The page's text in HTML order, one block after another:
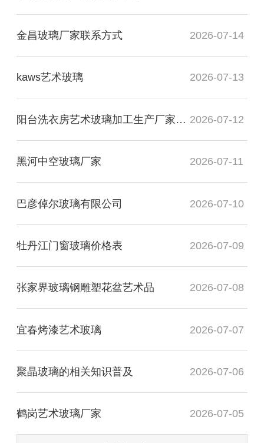
金昌玻璃厂家联系方式 2026-07-14
kaws艺术玻璃 2026-07-13
阳台洗衣房艺术玻璃加工生产厂家玻璃 2026-07-12
黑河中空玻璃厂家 2026-07-11
巴彦倬尔玻璃有限公司 2026-07-10
牡丹江门窗玻璃价格表 2026-07-09
张家界玻璃钢雕塑花盆艺术品 2026-07-08
宜春烤漆艺术玻璃 2026-07-07
聚晶玻璃的相关知识普及 2026-07-06
鹤岗艺术玻璃厂家 2026-07-05